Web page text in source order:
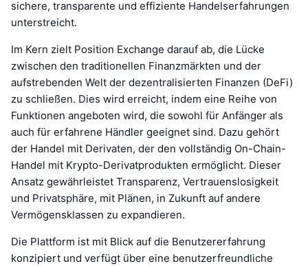
sichere, transparente und effiziente Handelserfahrungen
unterstreicht.
Im Kern zielt Position Exchange darauf ab, die Lücke
zwischen den traditionellen Finanzmärkten und der
aufstrebenden Welt der dezentralisierten Finanzen (DeFi)
zu schließen. Dies wird erreicht, indem eine Reihe von
Funktionen angeboten wird, die sowohl für Anfänger als
auch für erfahrene Händler geeignet sind. Dazu gehört
der Handel mit Derivaten, der den vollständig On-Chain-
Handel mit Krypto-Derivatprodukten ermöglicht. Dieser
Ansatz gewährleistet Transparenz, Vertrauenslosigkeit
und Privatsphäre, mit Plänen, in Zukunft auf andere
Vermögensklassen zu expandieren.
Die Plattform ist mit Blick auf die Benutzererfahrung
konzipiert und verfügt über eine benutzerfreundliche